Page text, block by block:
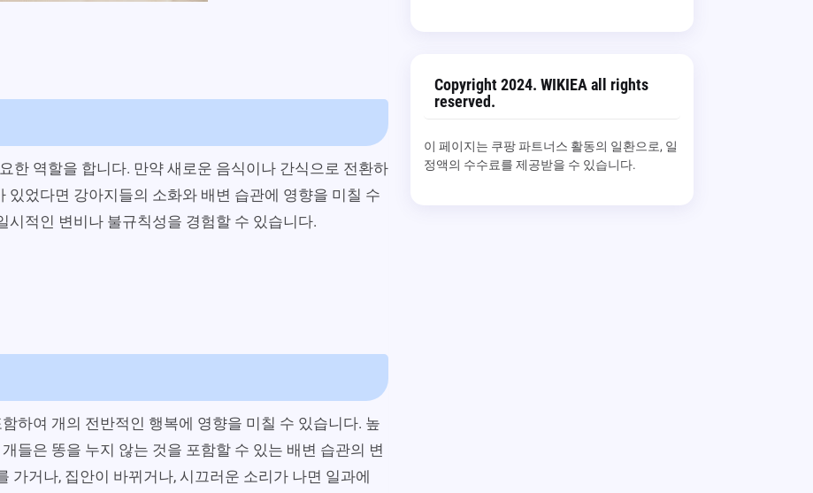
한 역할을 합니다. 만약 새로운 음식이나 간식으로 전환하
있었다면 강아지들의 소화와 배변 습관에 영향을 미칠 수
시적인 변비나 불규칙성을 경험할 수 있습니다.
하여 개의 전반적인 행복에 영향을 미칠 수 있습니다. 높
들은 똥을 누지 않는 것을 포함할 수 있는 배변 습관의 변
가거나, 집안이 바뀌거나, 시끄러운 소리가 나면 일과에
Copyright 2024. WIKIEA all rights
reserved.
이 페이지는 쿠팡 파트너스 활동의 일환으로, 일
정액의 수수료를 제공받을 수 있습니다.